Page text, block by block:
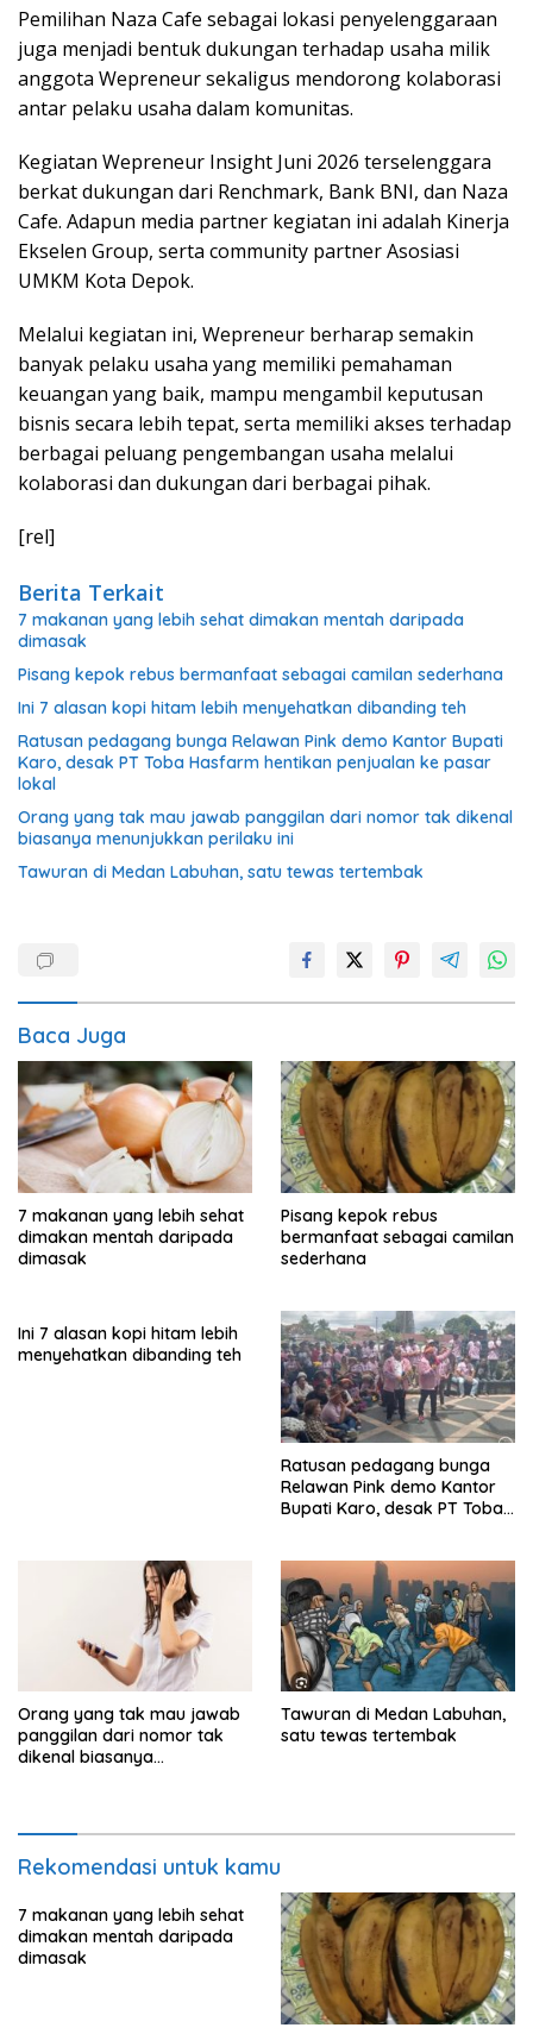
Pemilihan Naza Cafe sebagai lokasi penyelenggaraan
juga menjadi bentuk dukungan terhadap usaha milik
anggota Wepreneur sekaligus mendorong kolaborasi
antar pelaku usaha dalam komunitas.
Kegiatan Wepreneur Insight Juni 2026 terselenggara
berkat dukungan dari Renchmark, Bank BNI, dan Naza
Cafe. Adapun media partner kegiatan ini adalah Kinerja
Ekselen Group, serta community partner Asosiasi
UMKM Kota Depok.
Melalui kegiatan ini, Wepreneur berharap semakin
banyak pelaku usaha yang memiliki pemahaman
keuangan yang baik, mampu mengambil keputusan
bisnis secara lebih tepat, serta memiliki akses terhadap
berbagai peluang pengembangan usaha melalui
kolaborasi dan dukungan dari berbagai pihak.
[rel]
Berita Terkait
7 makanan yang lebih sehat dimakan mentah daripada
dimasak
Pisang kepok rebus bermanfaat sebagai camilan sederhana
Ini 7 alasan kopi hitam lebih menyehatkan dibanding teh
Ratusan pedagang bunga Relawan Pink demo Kantor Bupati
Karo, desak PT Toba Hasfarm hentikan penjualan ke pasar
lokal
Orang yang tak mau jawab panggilan dari nomor tak dikenal
biasanya menunjukkan perilaku ini
Tawuran di Medan Labuhan, satu tewas tertembak
Baca Juga
7 makanan yang lebih sehat
dimakan mentah daripada
dimasak
Pisang kepok rebus
bermanfaat sebagai camilan
sederhana
Ini 7 alasan kopi hitam lebih
menyehatkan dibanding teh
Ratusan pedagang bunga
Relawan Pink demo Kantor
Bupati Karo, desak PT Toba
Orang yang tak mau jawab
panggilan dari nomor tak
dikenal biasanya
Tawuran di Medan Labuhan,
satu tewas tertembak
Rekomendasi untuk kamu
7 makanan yang lebih sehat
dimakan mentah daripada
dimasak